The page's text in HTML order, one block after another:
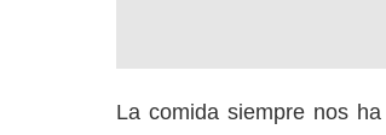
La comida siempre nos